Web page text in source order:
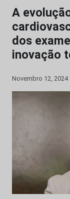
A
dos
inovação
Novembro 12, 2024